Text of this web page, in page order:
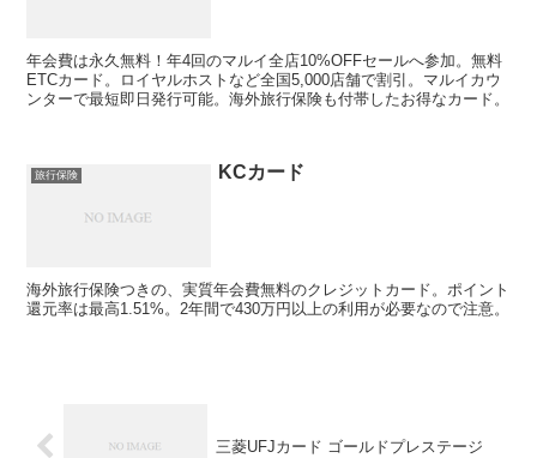
年会費は永久無料！年4回のマルイ全店10%OFFセールへ参加。無料
ETCカード。ロイヤルホストなど全国5,000店舗で割引。マルイカウ
ンターで最短即日発行可能。海外旅行保険も付帯したお得なカード。
旅行保険 KCカード
海外旅行保険つきの、実質年会費無料のクレジットカード。ポイント
還元率は最高1.51%。2年間で430万円以上の利用が必要なので注意。
三菱UFJカード ゴールドプレステージ